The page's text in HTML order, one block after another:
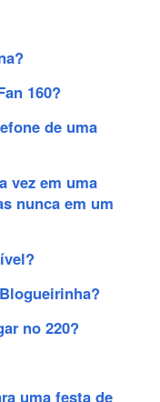
160?
de uma
vez em uma
nunca em um
no 220?
uma festa de